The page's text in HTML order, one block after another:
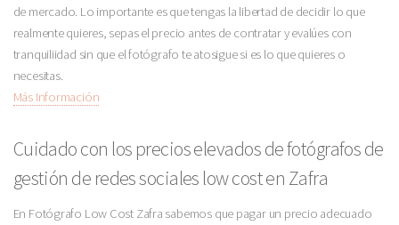
de mercado. Lo importante es que tengas la libertad de decidir lo que
realmente quieres, sepas el precio antes de contratar y evalúes con
tranquiliidad sin que el fotógrafo te atosigue si es lo que quieres o
necesitas.
Más Información
Cuidado con los precios elevados de fotógrafos de
gestión de redes sociales low cost en Zafra
En Fotógrafo Low Cost Zafra sabemos que pagar un precio adecuado